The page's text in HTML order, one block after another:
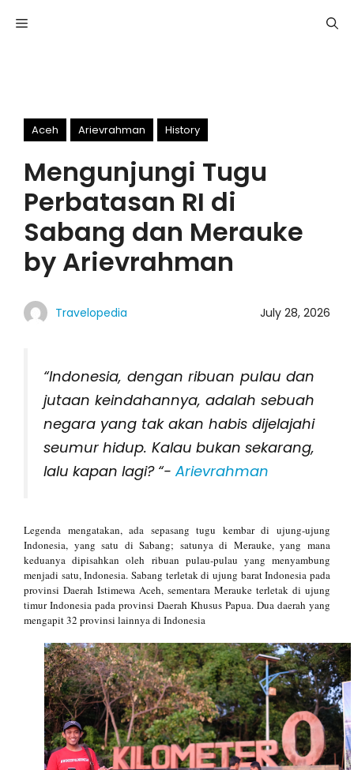
Menu
Aceh Arievrahman History
Mengunjungi Tugu
Perbatasan RI di
Sabang dan Merauke
by Arievrahman
Travelopedia July 28, 2026
“Indonesia, dengan ribuan pulau dan
jutaan keindahannya, adalah sebuah
negara yang tak akan habis dijelajahi
seumur hidup. Kalau bukan sekarang,
lalu kapan lagi? “-Arievrahman
Legenda mengatakan, ada sepasang tugu kembar di ujung-ujung
Indonesia, yang satu di Sabang; satunya di Merauke, yang mana
keduanya dipisahkan oleh ribuan pulau-pulau yang menyambung
menjadi satu, Indonesia. Sabang terletak di ujung barat Indonesia pada
provinsi Daerah Istimewa Aceh, sementara Merauke terletak di ujung
timur Indonesia pada provinsi Daerah Khusus Papua. Dua daerah yang
mengapit 32 provinsi lainnya di Indonesia